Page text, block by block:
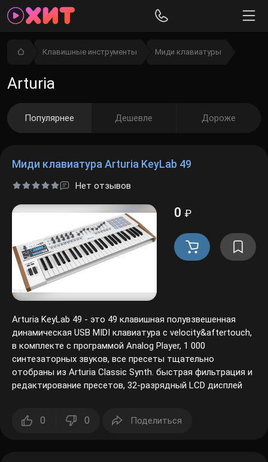
Клавишные инструменты Миди клавиатуры
Arturia
Популярнее Дешевле Дороже
Миди клавиатура Arturia KeyLab 49
Нет отзывов
0 ₽
Arturia KeyLab 49 - это 49 клавишная полувзвешенная
динамическая USB MIDI клавиатура с velocity&aftertouch,
в комплекте с программой Analog Player, 1 000
синтезаторных звуков, все пресеты тщательно
отобраны из Arturia Classic Synth. быстрая фильтрация и
редактирование пресетов, 32-разрядный LCD дисплей
0 0 Поделиться